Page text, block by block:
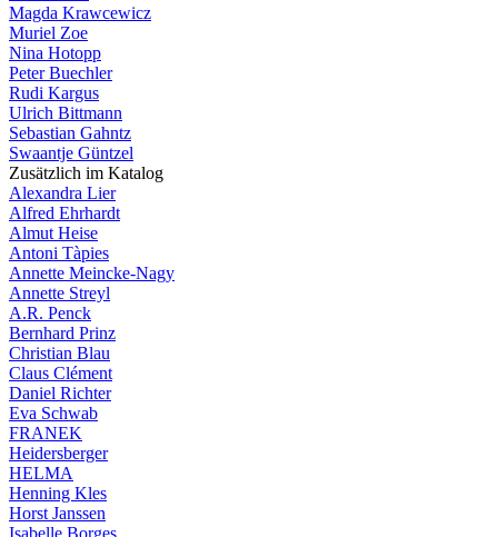
Magda Krawcewicz
Muriel Zoe
Nina Hotopp
Peter Buechler
Rudi Kargus
Ulrich Bittmann
Sebastian Gahntz
Swaantje Güntzel
Zusätzlich im Katalog
Alexandra Lier
Alfred Ehrhardt
Almut Heise
Antoni Tàpies
Annette Meincke-Nagy
Annette Streyl
A.R. Penck
Bernhard Prinz
Christian Blau
Claus Clément
Daniel Richter
Eva Schwab
FRANEK
Heidersberger
HELMA
Henning Kles
Horst Janssen
Isabelle Borges